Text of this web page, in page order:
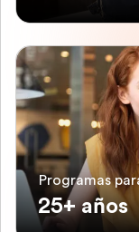
Programas
25+ años